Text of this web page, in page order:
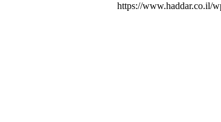
https://www.haddar.co.il/